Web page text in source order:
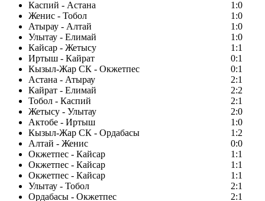
Каспий - Астана
1:0
Женис - Тобол
1:0
Атырау - Алтай
1:0
Улытау - Елимай
1:0
Кайсар - Жетысу
1:1
Иртыш - Кайрат
0:1
Кызыл-Жар СК - Окжетпес
0:1
Астана - Атырау
2:1
Кайрат - Елимай
2:2
Тобол - Каспий
2:1
Жетысу - Улытау
2:0
Актобе - Иртыш
1:0
Кызыл-Жар СК - Ордабасы
1:2
Алтай - Женис
0:0
Окжетпес - Кайсар
1:1
Окжетпес - Кайсар
1:1
Окжетпес - Кайсар
1:1
Улытау - Тобол
2:1
Ордабасы - Окжетпес
2:1